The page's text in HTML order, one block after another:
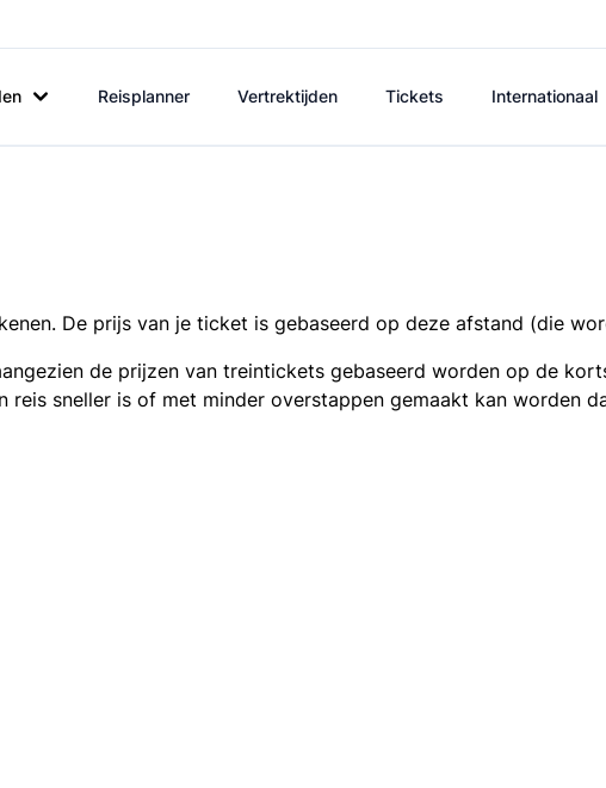
Reisplanner Vertrektijden Tickets Internationaal
De prijs van je ticket is gebaseerd op deze afstand (die
de prijzen van treintickets gebaseerd worden op de
reis sneller is of met minder overstappen gemaakt kan worden